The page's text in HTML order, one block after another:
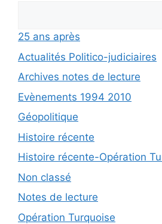
25 ans après
Actualités Politico-judiciaires
Archives notes de lecture
Evènements 1994 2010
Géopolitique
Histoire récente
Histoire récente-Opération
Non classé
Notes de lecture
Opération Turquoise